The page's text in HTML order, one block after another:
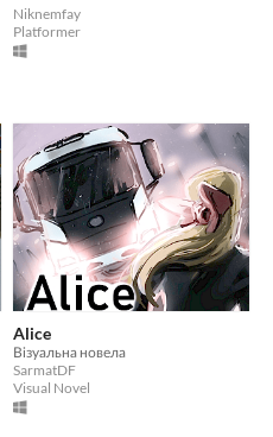
Niknemfay
Platformer
Alice
Візуальна новела
SarmatDF
Visual Novel